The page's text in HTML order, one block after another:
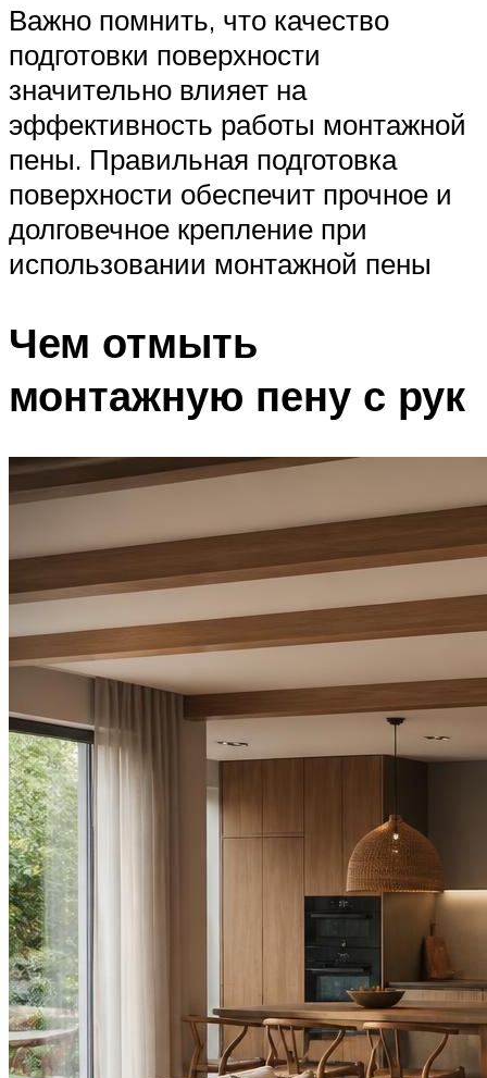
Важно помнить, что качество
подготовки поверхности
значительно влияет на
эффективность работы монтажной
пены. Правильная подготовка
поверхности обеспечит прочное и
долговечное крепление при
использовании монтажной пены
Чем отмыть
монтажную пену с рук